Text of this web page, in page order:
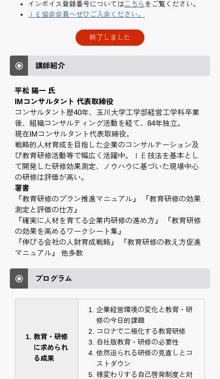
インボイス登録番号についてはこちら をご覧ください。
ＩＥ協会会員へぜひご入会ください。
終了しました
講師紹介
平松 陽一 氏
IMコンサルタント 代表取締役
コンサルタント歴40年、玉川大学工学部経営工学科卒業
後、組織コンサルティング活動を経て、84年独立。
現在IMコンサルタント代表取締役。
戦略的人材育成を目指した企業のコンサルテーション及
び教育研修活動等で幅広く活躍中。ＩＥ技法を基本とし
て開発した研修効果測定、ノウハウに基づいた現場中心
の研修は評価が高い。
著書
『教育研修のプラン推進マニュアル』 『教育研修の効果
測定と評価の仕方』
『確実に人材を育てる企業内研修の進め方』 『教育研修
の効果を高めるワークシート集』
『伸びる会社の人財育成戦略』 『教育研修の教え方促進
マニュアル』 他多数
プログラム
教育・研修
に求められ
る成果
企業経営環境の変化と教育・研
修の今日的課題
コロナで二極化する教育研修
自社版教育・研修の必要性
依然迫られる研修の見直しとコ
ストダウン
様変わりする自己啓発制度と対